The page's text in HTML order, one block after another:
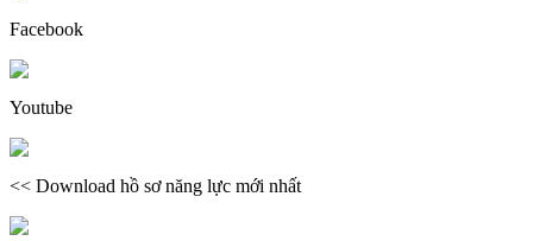
Facebook
Youtube
<< Download hồ sơ năng lực mới nhất